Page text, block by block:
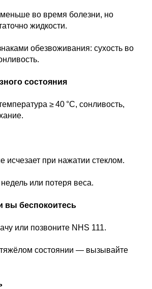
меньше во время болезни, но
жидкости.
обезвоживания: сухость во
состояния
≥ 40 °C, сонливость,
исчезает при нажатии стеклом.
или потеря веса.
вы беспокоитесь
или позвоните NHS 111.
состоянии — вызывайте